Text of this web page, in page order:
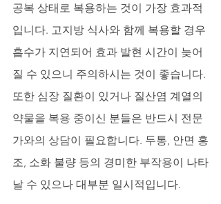
공복 상태로 복용하는 것이 가장 효과적
입니다. 고지방 식사와 함께 복용할 경우
흡수가 지연되어 효과 발현 시간이 늦어
질 수 있으니 주의하시는 것이 좋습니다.
또한 심장 질환이 있거나 질산염 계열의
약물을 복용 중이신 분들은 반드시 전문
가와의 상담이 필요합니다. 두통, 안면 홍
조, 소화 불량 등의 경미한 부작용이 나타
날 수 있으나 대부분 일시적입니다.